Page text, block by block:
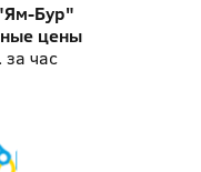
Бур"
цены
за час